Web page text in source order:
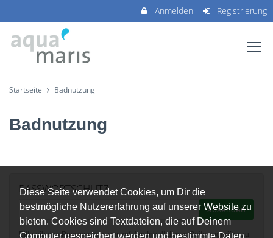
Diese Seite verwendet Cookies, um Dir die
bestmögliche Nutzererfahrung auf unserer Website zu
bieten. Cookies sind Textdateien, die auf Deinem
Computer gespeichert werden und bestimmte Daten
Anmelden Registrierung
Startseite Badnutzung
Badnutzung
PASSWORTSCHUTZ
absenden
Bitte gib das Passwort ein, um auf den Inhalt dieser Seite zugreifen zu